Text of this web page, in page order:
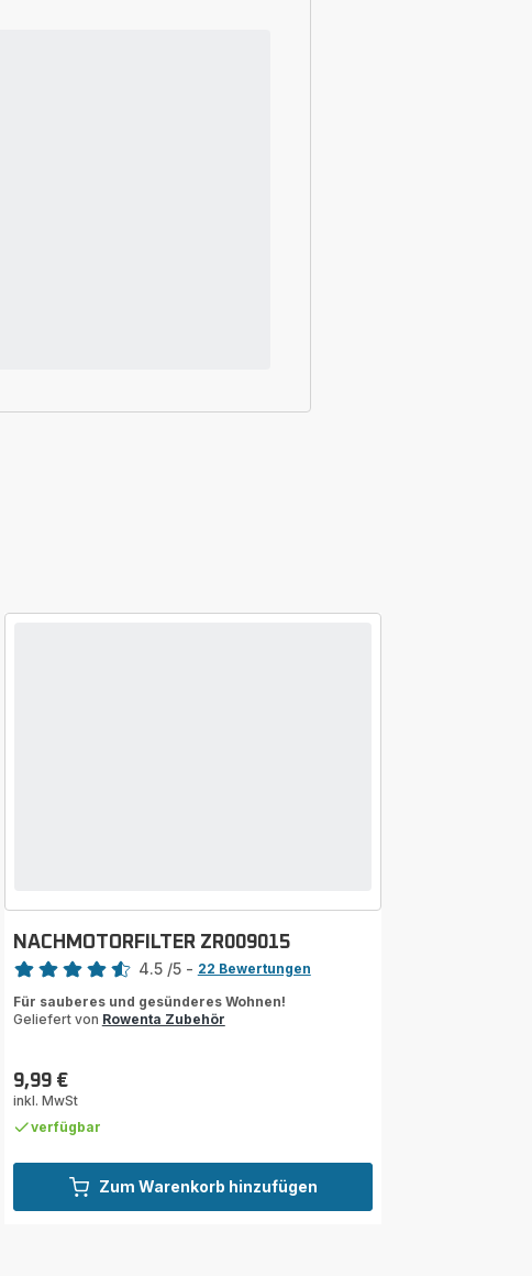
Zum Warenkorb hinzufügen
NACHMOTORFILTER ZR009015
Bewertung
4.5 /5 - 22 Bewertungen
Für sauberes und gesünderes Wohnen!
Geliefert von Rowenta Zubehör
Preis
9,99 €
inkl. MwSt
verfügbar